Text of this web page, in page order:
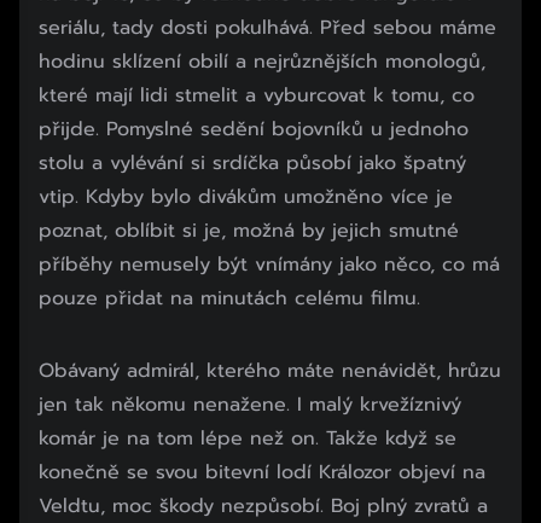
seriálu, tady dosti pokulhává. Před sebou máme
hodinu sklízení obilí a nejrůznějších monologů,
které mají lidi stmelit a vyburcovat k tomu, co
přijde. Pomyslné sedění bojovníků u jednoho
stolu a vylévání si srdíčka působí jako špatný
vtip. Kdyby bylo divákům umožněno více je
poznat, oblíbit si je, možná by jejich smutné
příběhy nemusely být vnímány jako něco, co má
pouze přidat na minutách celému filmu.
Obávaný admirál, kterého máte nenávidět, hrůzu
jen tak někomu nenažene. I malý krvežíznivý
komár je na tom lépe než on. Takže když se
konečně se svou bitevní lodí Králozor objeví na
Veldtu, moc škody nezpůsobí. Boj plný zvratů a